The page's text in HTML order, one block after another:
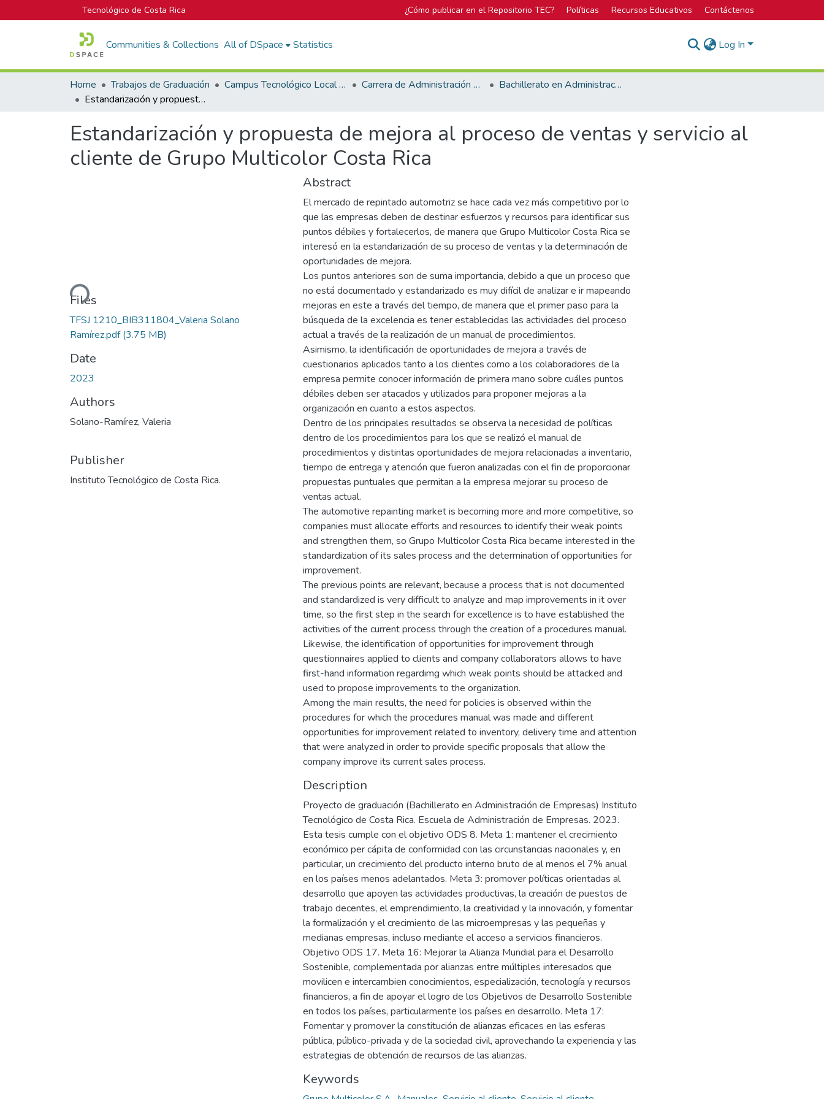
Tecnológico de Costa Rica ¿Cómo publicar en el Repositorio TEC? Políticas Recursos Educativos Contáctenos
Communities & Collections All of DSpace Statistics Log In
Home Trabajos de Graduación Campus Tecnológico Local San José Carrera de Administración de Empresa
Bachillerato en Administración de Empresas
Estandarización y propuesta de mejora al proceso de ventas y servicio al cliente de Grupo Multicolor Costa Rica
Estandarización y propuesta de mejora al proceso de ventas y servicio al
cliente de Grupo Multicolor Costa Rica
Loading...
Files
TFSJ 1210_BIB311804_Valeria Solano
Ramírez.pdf(3.75 MB)
Date
2023
Authors
Solano-Ramírez, Valeria
Publisher
Instituto Tecnológico de Costa Rica.
Abstract
El mercado de repintado automotriz se hace cada vez más competitivo por lo
que las empresas deben de destinar esfuerzos y recursos para identificar sus
puntos débiles y fortalecerlos, de manera que Grupo Multicolor Costa Rica se
interesó en la estandarización de su proceso de ventas y la determinación de
oportunidades de mejora.
Los puntos anteriores son de suma importancia, debido a que un proceso que
no está documentado y estandarizado es muy difícil de analizar e ir mapeando
mejoras en este a través del tiempo, de manera que el primer paso para la
búsqueda de la excelencia es tener establecidas las actividades del proceso
actual a través de la realización de un manual de procedimientos.
Asimismo, la identificación de oportunidades de mejora a través de
cuestionarios aplicados tanto a los clientes como a los colaboradores de la
empresa permite conocer información de primera mano sobre cuáles puntos
débiles deben ser atacados y utilizados para proponer mejoras a la
organización en cuanto a estos aspectos.
Dentro de los principales resultados se observa la necesidad de políticas
dentro de los procedimientos para los que se realizó el manual de
procedimientos y distintas oportunidades de mejora relacionadas a inventario,
tiempo de entrega y atención que fueron analizadas con el fin de proporcionar
propuestas puntuales que permitan a la empresa mejorar su proceso de
ventas actual.
The automotive repainting market is becoming more and more competitive, so
companies must allocate efforts and resources to identify their weak points
and strengthen them, so Grupo Multicolor Costa Rica became interested in the
standardization of its sales process and the determination of opportunities for
improvement.
The previous points are relevant, because a process that is not documented
and standardized is very difficult to analyze and map improvements in it over
time, so the first step in the search for excellence is to have established the
activities of the current process through the creation of a procedures manual.
Likewise, the identification of opportunities for improvement through
questionnaires applied to clients and company collaborators allows to have
first-hand information regardimg which weak points should be attacked and
used to propose improvements to the organization.
Among the main results, the need for policies is observed within the
procedures for which the procedures manual was made and different
opportunities for improvement related to inventory, delivery time and attention
that were analyzed in order to provide specific proposals that allow the
company improve its current sales process.
Description
Proyecto de graduación (Bachillerato en Administración de Empresas) Instituto
Tecnológico de Costa Rica. Escuela de Administración de Empresas. 2023.
Esta tesis cumple con el objetivo ODS 8. Meta 1: mantener el crecimiento
económico per cápita de conformidad con las circunstancias nacionales y, en
particular, un crecimiento del producto interno bruto de al menos el 7% anual
en los países menos adelantados. Meta 3: promover políticas orientadas al
desarrollo que apoyen las actividades productivas, la creación de puestos de
trabajo decentes, el emprendimiento, la creatividad y la innovación, y fomentar
la formalización y el crecimiento de las microempresas y las pequeñas y
medianas empresas, incluso mediante el acceso a servicios financieros.
Objetivo ODS 17. Meta 16: Mejorar la Alianza Mundial para el Desarrollo
Sostenible, complementada por alianzas entre múltiples interesados que
movilicen e intercambien conocimientos, especialización, tecnología y recursos
financieros, a fin de apoyar el logro de los Objetivos de Desarrollo Sostenible
en todos los países, particularmente los países en desarrollo. Meta 17:
Fomentar y promover la constitución de alianzas eficaces en las esferas
pública, público-privada y de la sociedad civil, aprovechando la experiencia y las
estrategias de obtención de recursos de las alianzas.
Keywords